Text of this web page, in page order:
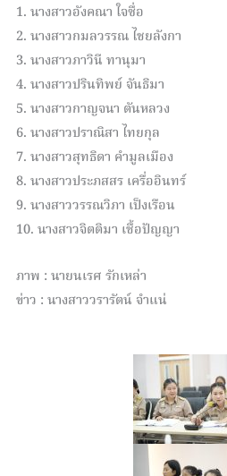
1. นางสาวอังคณา ใจซื่อ
2. นางสาวกมลวรรณ ไชยลังกา
3. นางสาวภาวินี ทานุมา
4. นางสาวปรินทิพย์ จันธิมา
5. นางสาวกาญจนา ตันหลวง
6. นางสาวปราณิสา ไทยกุล
7. นางสาวสุทธิดา คำมูลเมือง
8. นางสาวประภสสร เครื่ออินทร์
9. นางสาววรรณวิภา เป็งเรือน
10. นางสาวจิตติมา เชื้อปัญญา
ภาพ : นายนเรศ รักเหล่า
ข่าว : นางสาววรารัตน์ จำแน่